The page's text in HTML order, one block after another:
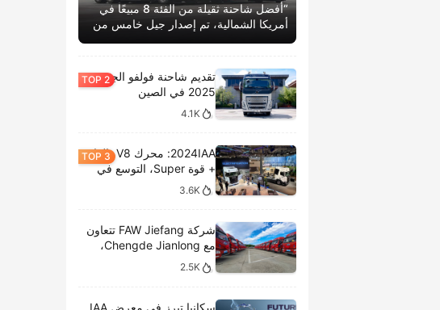
“أفضل شاحنة ثقيلة من الفئة 8 مبيعًا في
أمريكا الشمالية، تم إصدار جيل خامس من
تقديم شاحنة فولفو الجديدة
2025 في الصين
4.1K
2024IAA: محرك V8، الغاز
+ قوة Super، التوسع في
الطرازات الكهربائية،
وتحليل المعروضات الداخلية
3.6K
شركة FAW Jiefang تتعاون
مع Chengde Jianlong،
وتكشف النقاب عن تسليم
2.5K
سكانيا تبرز في معرض IAA